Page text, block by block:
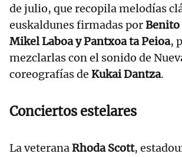
de julio, que recopila melodías
euskaldunes firmadas por
Mikel Laboa y Pantxoa ta Peioa,
mezclarlas con el sonido de
coreografías de Kukai Dantza.
Conciertos estelares
La veteranaRhoda Scott,